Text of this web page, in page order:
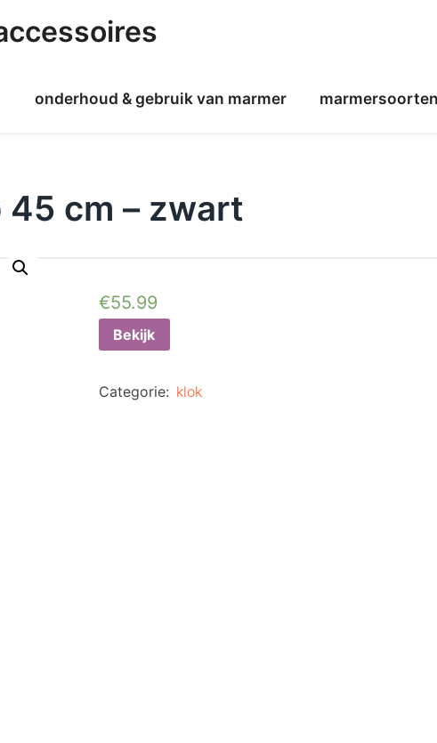
onderhoud & gebruik van marmer marmersoorten
cm – zwart
€55.99
Bekijk
Categorie: klok